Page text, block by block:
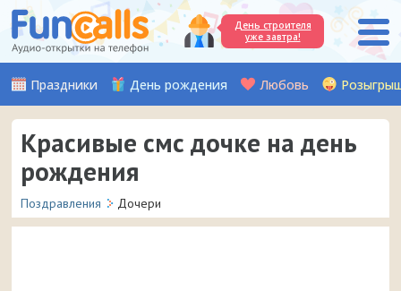
День строителя
уже завтра!
Праздники День рождения Любовь
Красивые смс дочке на день
рождения
Поздравления Дочери